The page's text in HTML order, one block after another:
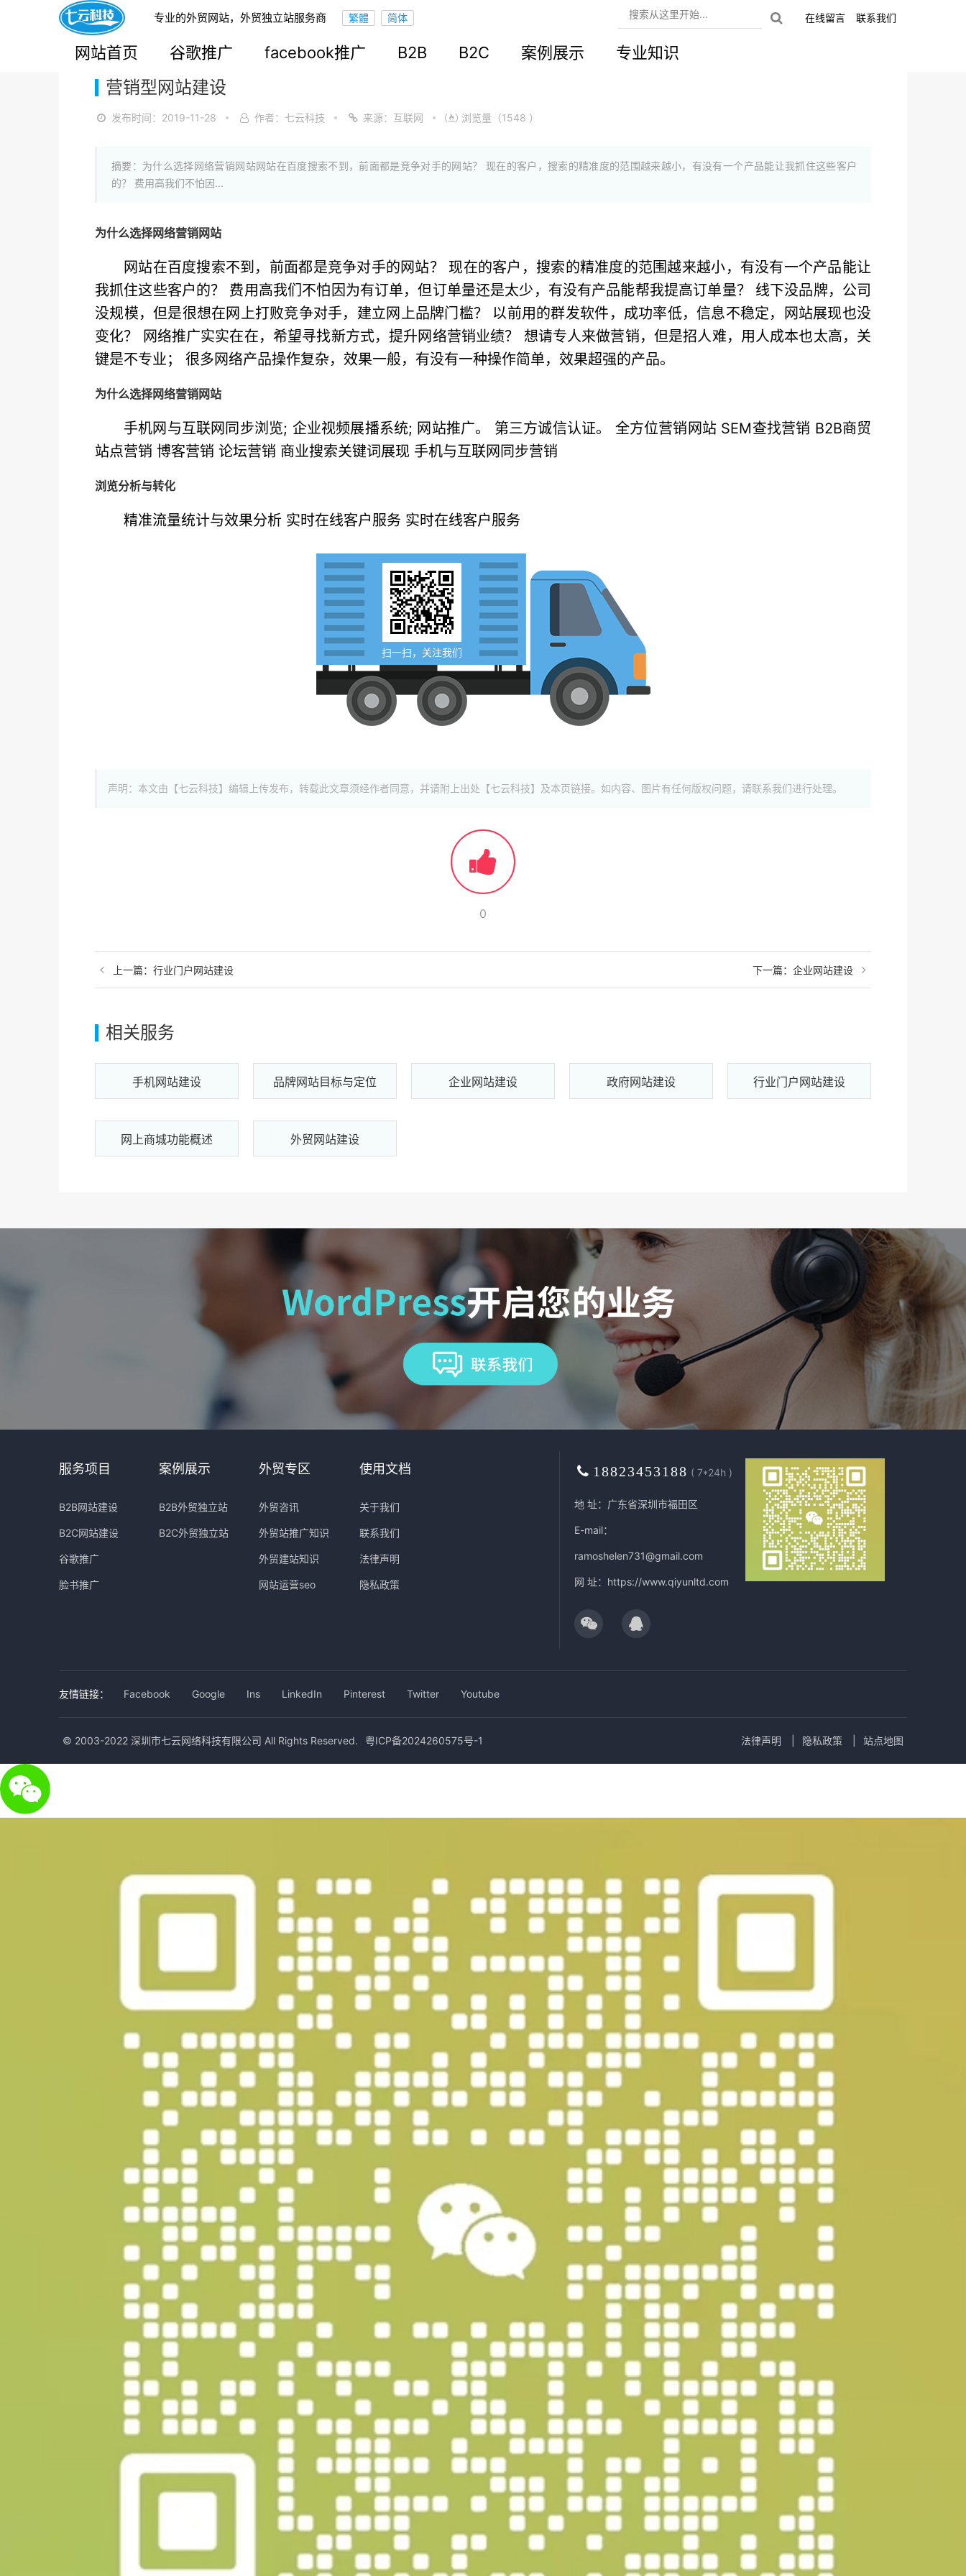
专业的外贸网站，外贸独立站服务商 在线留言 联系我们
网站首页 谷歌推广 facebook推广 B2B B2C 案例展示 专业知识
您的当前位置： 网站首页>解决方案
营销型网站建设
发布时间：2019-11-28 作者：七云科技 来源：互联网 浏览量（1548 ）
摘要：为什么选择网络营销网站网站在百度搜索不到，前面都是竞争对手的网站？ 现在的客户，搜索的精准度的范围越来越小，有没有一个产品能让我抓住这些客户
的？ 费用高我们不怕因...
为什么选择网络营销网站
网站在百度搜索不到，前面都是竞争对手的网站？ 现在的客户，搜索的精准度的范围越来越小，有没有一个产品能让
我抓住这些客户的？ 费用高我们不怕因为有订单，但订单量还是太少，有没有产品能帮我提高订单量？ 线下没品牌，公司
没规模，但是很想在网上打败竞争对手，建立网上品牌门槛？ 以前用的群发软件，成功率低，信息不稳定，网站展现也没
变化？ 网络推广实实在在，希望寻找新方式，提升网络营销业绩？ 想请专人来做营销，但是招人难，用人成本也太高，关
键是不专业； 很多网络产品操作复杂，效果一般，有没有一种操作简单，效果超强的产品。
为什么选择网络营销网站
手机网与互联网同步浏览; 企业视频展播系统; 网站推广。 第三方诚信认证。 全方位营销网站 SEM查找营销 B2B商贸
站点营销 博客营销 论坛营销 商业搜索关键词展现 手机与互联网同步营销
浏览分析与转化
精准流量统计与效果分析 实时在线客户服务 实时在线客户服务
扫一扫，关注我们
声明：本文由【七云科技】编辑上传发布，转载此文章须经作者同意，并请附上出处【七云科技】及本页链接。如内容、图片有任何版权问题，请联系我们进行处理。
0
上一篇：行业门户网站建设 下一篇：企业网站建设
相关服务
手机网站建设 品牌网站目标与定位 企业网站建设 政府网站建设 行业门户网站建设
网上商城功能概述 外贸网站建设
服务项目
B2B网站建设
B2C网站建设
谷歌推广
脸书推广
案例展示
B2B外贸独立站
B2C外贸独立站
外贸专区
外贸咨讯
外贸站推广知识
外贸建站知识
网站运营seo
使用文档
关于我们
联系我们
法律声明
隐私政策
18823453188 ( 7*24h )
地 址：广东省深圳市福田区
E-mail：
ramoshelen731@gmail.com
网 址： https://www.qiyunltd.com
友情链接： Facebook Google Ins LinkedIn Pinterest Twitter Youtube
© 2003-2022 深圳市七云网络科技有限公司 All Rights Reserved. 粤ICP备2024260575号-1 法律声明 隐私政策 站点地图